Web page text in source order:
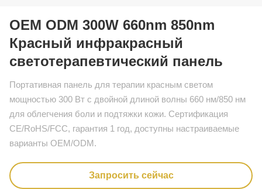
OEM ODM 300W 660nm 850nm
Красный инфракрасный
светотерапевтический панель
Портативная панель для терапии красным светом
мощностью 300 Вт с двойной длиной волны 660 нм/850 нм
для облегчения боли и подтяжки кожи. Сертификация
CE/RoHS/FCC, гарантия 1 год, доступны настраиваемые
варианты OEM/ODM.
Запросить сейчас